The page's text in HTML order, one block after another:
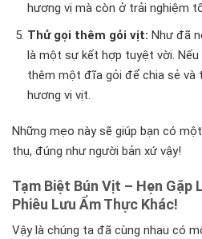
hương vị mà còn ở trải nghiệm
Thử gọi thêm gỏi vịt: Như đã
là một sự kết hợp tuyệt vời. Nếu
thêm một đĩa gỏi để chia sẻ và
hương vị vịt.
Những mẹo này sẽ giúp bạn có
thụ, đúng như người bản xứ vậy!
Tạm Biệt Bún Vịt – Hẹn Gặp
Phiêu Lưu Ẩm Thực Khác!
Vậy là chúng ta đã cùng nhau có